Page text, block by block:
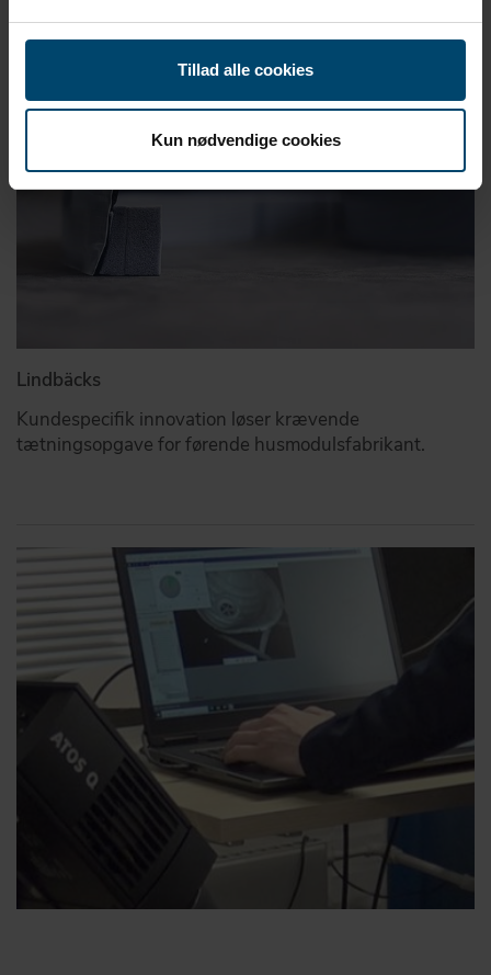
Tillad alle cookies
Kun nødvendige cookies
Lindbäcks
Kundespecifik innovation løser krævende
tætningsopgave for førende husmodulsfabrikant.